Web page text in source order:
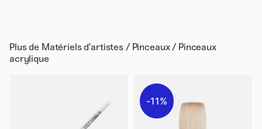
Plus de Matériels d'artistes / Pinceaux / Pinceaux
acrylique
11%